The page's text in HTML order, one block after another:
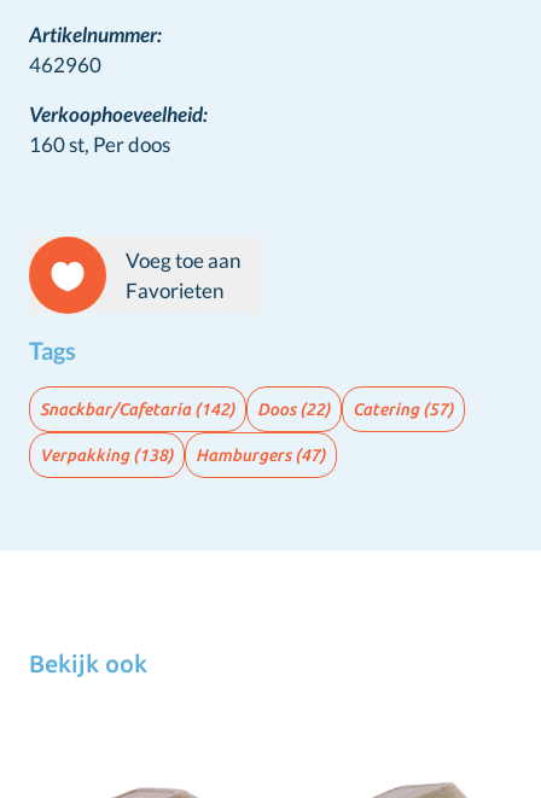
Artikelnummer:
462960
Verkoophoeveelheid:
160 st, Per doos
Voeg toe aan
Favorieten
Tags
Snackbar/Cafetaria(142) Doos(22) Catering(57)
Verpakking(138) Hamburgers(47)
Bekijk ook